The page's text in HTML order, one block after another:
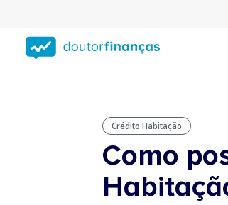
conteúdo
principal
Crédito Habitação
Como